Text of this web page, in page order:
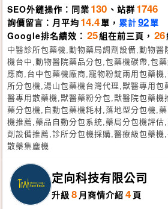
SEO外鏈操作：同業 130 、站群 1746
詢價留言：月平均 14.4單， 累計92單
Google排名績效： 25組在前三頁， 26
中醫診所包藥機,動物藥局調劑設備,動物醫
機台中,動物醫院藥品分包,包藥機碳帶,包
應商,台中包藥機廠商,寵物粉錠兩用包藥機
所分包機,湯山包藥機台灣代理,獸醫專用包
醫專用散藥機,獸醫藥粉分包,獸醫院包藥機
藥分包機,自動包藥機耗材,落地型分包機,
機推薦,藥品自動分包系統,藥局分包機評估,
劑設備推薦,診所分包機採購,醫療級包藥機,
散藥集塵機
定向科技有限公司
升級 8 月商情介紹 4 頁